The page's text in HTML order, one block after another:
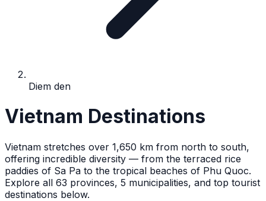
Diem den
Vietnam Destinations
Vietnam stretches over 1,650 km from north to south,
offering incredible diversity — from the terraced rice
paddies of Sa Pa to the tropical beaches of Phu Quoc.
Explore all 63 provinces, 5 municipalities, and top tourist
destinations below.